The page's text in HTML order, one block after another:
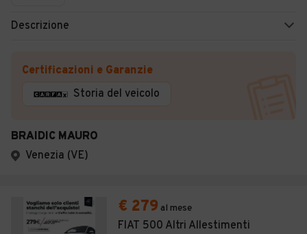
Descrizione
Certificazioni e Garanzie
Storia del veicolo
BRAIDIC MAURO
Venezia (VE)
€ 279 al mese
FIAT 500 Altri Allestimenti